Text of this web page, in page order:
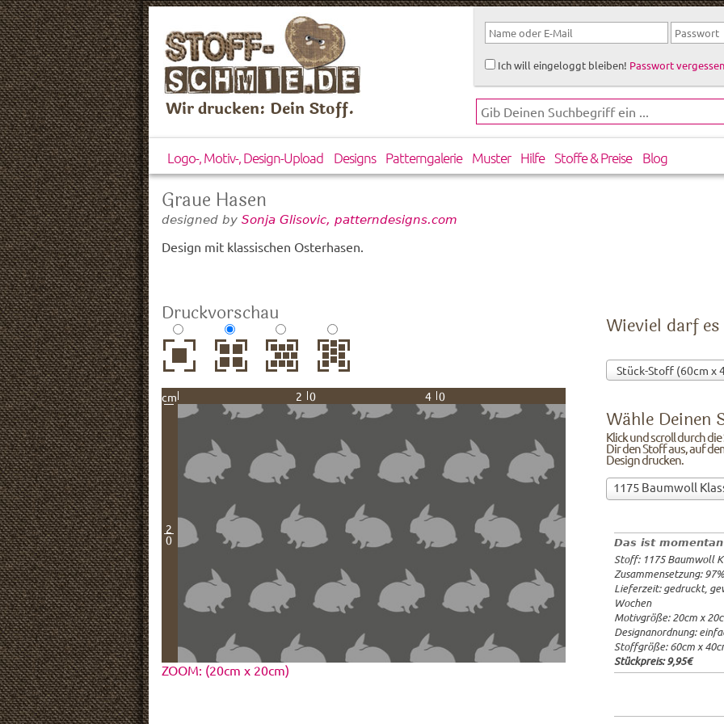
Wir drucken: Dein Stoff.
Ich will eingeloggt bleiben! Passwort
Logo-, Motiv-, Design-Upload Designs Patterngalerie Muster Hilfe Stoffe & Preise Blog
Graue Hasen
designed by Sonja Glisovic, patterndesigns.com
Design mit klassischen Osterhasen.
Das ist
Stoff: 1175 Baumwoll
Zusammensetzung:
Lieferzeit: gedruckt,
Wochen
Motivgröße: 20cm x
Designanordnung:
Stoffgröße: 60cm x
Stückpreis:9,95€
Druckvorschau
cm 20 40
2
0
ZOOM: (20cm x 20cm)
Wieviel darf es
Wähle Deinen
Klick und scroll durch
Dir den Stoff aus, auf
Design drucken.
1175 Baumwoll
Gewicht:
Lieferzeit:
20x20cm:
60x40cm:
ab 1m:
ab 10m:
ab 50m:
Wähle
Deinen
und
scroll
durch
die
Stoffübersicht
und
suche
Dir
den
Stoff
dem